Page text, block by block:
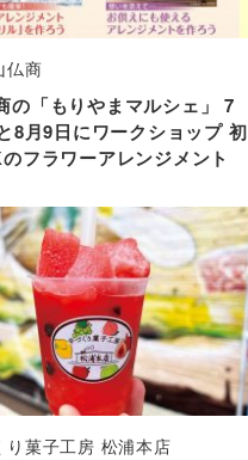
仏商
の「もりやまマルシェ」 7
8月9日にワークショップ 初
フラワーアレンジメント
り菓子工房 松浦本店